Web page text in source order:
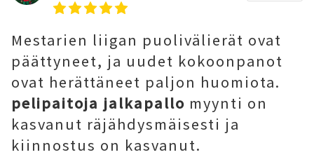
Mestarien liigan puolivälierät ovat
päättyneet, ja uudet kokoonpanot
ovat herättäneet paljon huomiota.
pelipaitoja jalkapallo myynti on
kasvanut räjähdysmäisesti ja
kiinnostus on kasvanut.